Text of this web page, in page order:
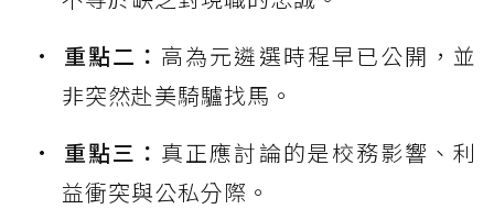
重點二： 高為元遴選時程早已公開，並
非突然赴美騎驢找馬。
重點三： 真正應討論的是校務影響、利
益衝突與公私分際。